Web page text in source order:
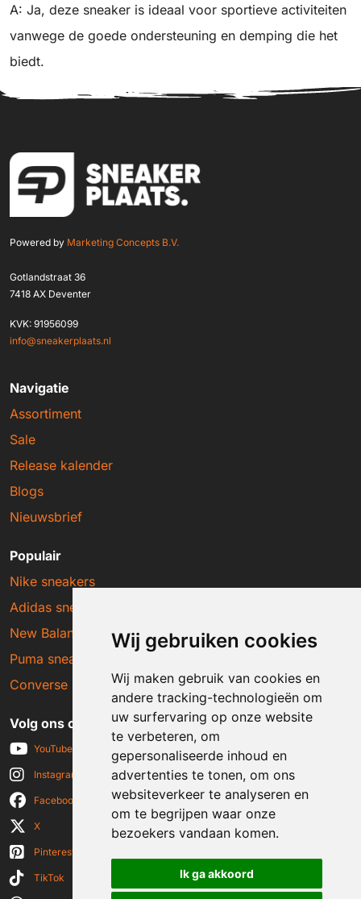
Wij gebruiken cookies
Wij maken gebruik van cookies en
andere tracking-technologieën om
uw surfervaring op onze website
te verbeteren, om
gepersonaliseerde inhoud en
advertenties te tonen, om ons
websiteverkeer te analyseren en
om te begrijpen waar onze
bezoekers vandaan komen.
Ik ga akkoord
A: Ja, deze sneaker is ideaal voor sportieve activiteiten
vanwege de goede ondersteuning en demping die het
biedt.
Powered by Marketing Concepts B.V.
Gotlandstraat 36
7418 AX Deventer
KVK: 91956099
info@sneakerplaats.nl
Navigatie
Assortiment
Sale
Release kalender
Blogs
Nieuwsbrief
Populair
Nike sneakers
Adidas sneakers
New Balance sneakers
Puma sneakers
Converse sneakers
Volg ons op social media
YouTube
Instagram
Facebook
X
Pinterest
TikTok